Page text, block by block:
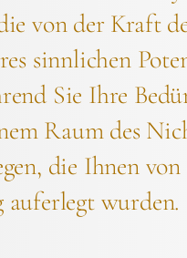
von der Kraft
sinnlichen
Sie Ihre
Raum des
die Ihnen
auferlegt wurden.